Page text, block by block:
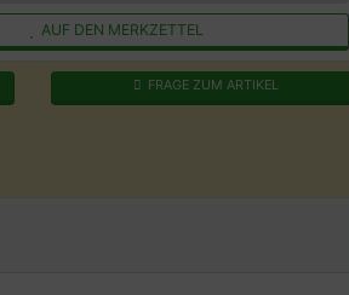
AUF DEN MERKZETTEL
FRAGE ZUM ARTIKEL